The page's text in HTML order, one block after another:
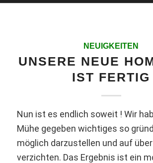
NEUIGKEITEN
UNSERE NEUE
IST FERTIG
Nun ist es endlich soweit ! Wir
Mühe gegeben wichtiges so
möglich darzustellen und auf
verzichten. Das Ergebnis ist ein